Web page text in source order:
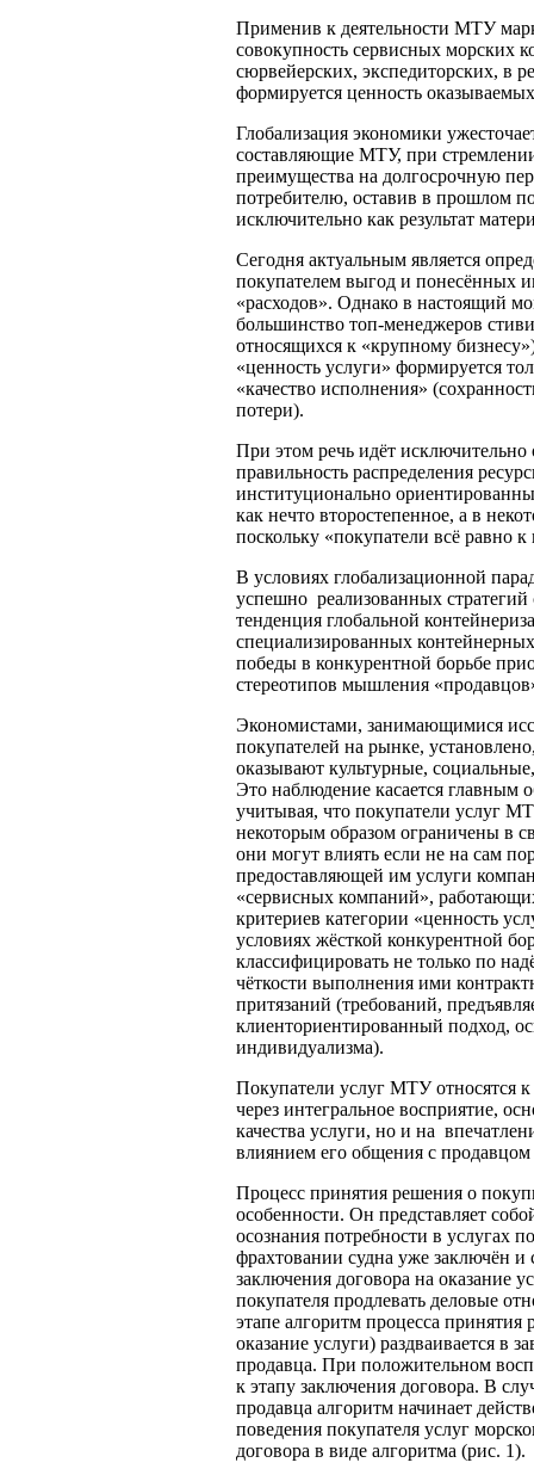
Применив к деятельности МТУ
совокупность сервисных морских
сюрвейерских, экспедиторских, в
формируется ценность
Глобализация экономики
составляющие МТУ, при
преимущества на долгосрочную
потребителю, оставив в прошлом
исключительно как результат
Сегодня актуальным является
покупателем выгод и понесённых
«расходов». Однако в настоящий
большинство топ-менеджеров
относящихся к «крупному
«ценность услуги» формируется
«качество исполнения»
потери).
При этом речь идёт исключительно
правильность распределения
институционально
как нечто второстепенное, а в
поскольку «покупатели всё равно
В условиях глобализационной
успешно реализованных
тенденция глобальной
специализированных
победы в конкурентной борьбе
стереотипов мышления
Экономистами, занимающимися
покупателей на рынке,
оказывают культурные,
Это наблюдение касается главным
учитывая, что покупатели услуг
некоторым образом ограничены в
они могут влиять если не на сам
предоставляющей им услуги
«сервисных компаний»,
критериев категории «ценность
условиях жёсткой конкурентной
классифицировать не только по
чёткости выполнения ими
притязаний (требований,
клиенториентированный подход,
индивидуализма).
Покупатели услуг МТУ относятся
через интегральное восприятие,
качества услуги, но и на
влиянием его общения с продавцом
Процесс принятия решения о
особенности. Он представляет
осознания потребности в услугах
фрахтовании судна уже заключён и
заключения договора на оказание
покупателя продлевать деловые
этапе алгоритм процесса
оказание услуги) раздваивается в
продавца. При положительном
к этапу заключения договора. В
продавца алгоритм начинает
поведения покупателя услуг
договора в виде алгоритма (рис. 1).